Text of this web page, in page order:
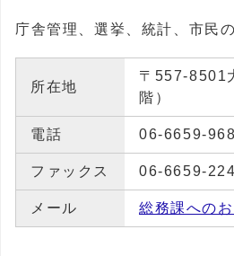
庁舎管理、選挙、統計、市民
所在地
〒557-8501
階）
電話 06-6659-
ファックス 06-6659-
メール 総務課への